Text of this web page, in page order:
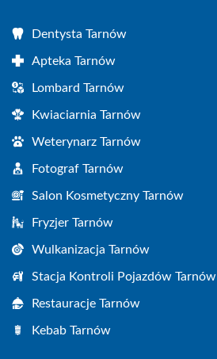
Dentysta Tarnów
Apteka Tarnów
Lombard Tarnów
Kwiaciarnia Tarnów
Weterynarz Tarnów
Fotograf Tarnów
Salon Kosmetyczny Tarnów
Fryzjer Tarnów
Wulkanizacja Tarnów
Stacja Kontroli Pojazdów Tarnów
Restauracje Tarnów
Kebab Tarnów